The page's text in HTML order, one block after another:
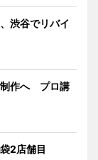
渋谷でリバイ
制作へ プロ講
2店舗目